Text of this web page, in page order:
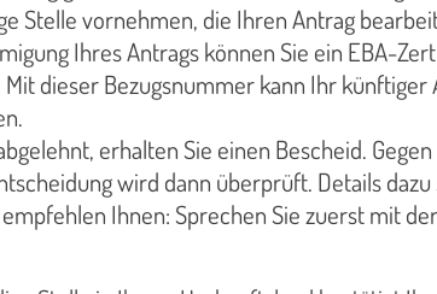
Stelle vornehmen, die Ihren Antrag
Ihres Antrags können Sie ein EBA-
dieser Bezugsnummer kann Ihr
erhalten Sie einen Bescheid.
wird dann überprüft. Details
Ihnen: Sprechen Sie zuerst mit